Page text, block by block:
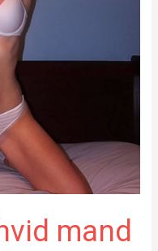
mand